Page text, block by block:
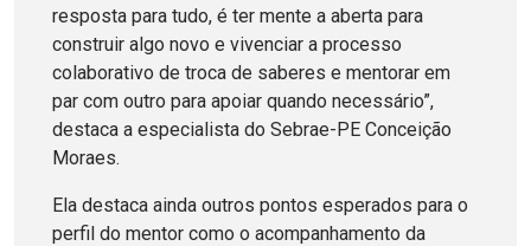
resposta para tudo, é ter mente a aberta para
construir algo novo e vivenciar a processo
colaborativo de troca de saberes e mentorar em
par com outro para apoiar quando necessário”,
destaca a especialista do Sebrae-PE Conceição
Moraes.
Ela destaca ainda outros pontos esperados para o
perfil do mentor como o acompanhamento da